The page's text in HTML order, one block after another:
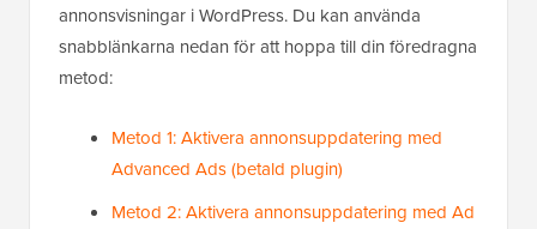
annonsvisningar i WordPress. Du kan använda
snabblänkarna nedan för att hoppa till din föredragna
metod:
Metod 1: Aktivera annonsuppdatering med
Advanced Ads (betald plugin)
Metod 2: Aktivera annonsuppdatering med Ad